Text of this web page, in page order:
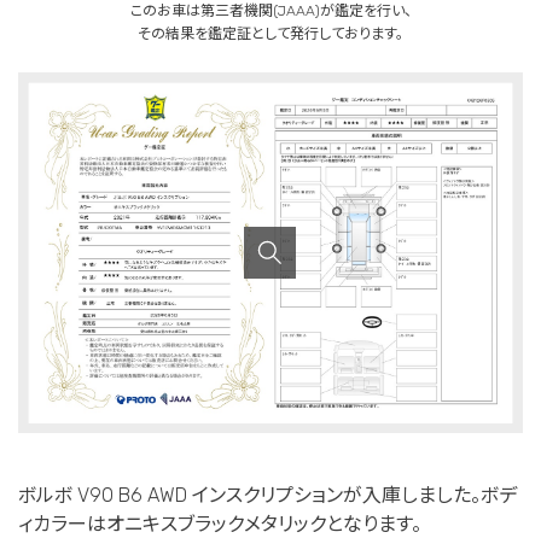
このお車は第三者機関(JAAA)が鑑定を行い、
その結果を鑑定証として発行しております。
ボルボ V90 B6 AWD インスクリプションが入庫しました。ボデ
ィカラーはオニキスブラックメタリックとなります。